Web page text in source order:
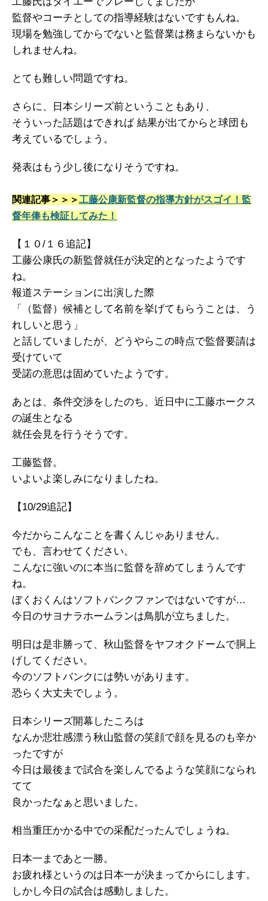
監督やコーチとしての指導経験はないですもんね。
現場を勉強してからでないと監督業は務まらないかも
しれませんね。
とても難しい問題ですね。
さらに、日本シリーズ前ということもあり、
そういった話題はできれば 結果が出てからと球団も
考えているでしょう。
発表はもう少し後になりそうですね。
関連記事＞＞＞工藤公康新監督の指導方針がスゴイ！監
督年俸も検証してみた！
【１０/１６追記】
工藤公康氏の新監督就任が決定的となったようです
ね。
報道ステーションに出演した際
「（監督）候補として名前を挙げてもらうことは、う
れしいと思う」
と話していましたが、どうやらこの時点で監督要請は
受けていて
受諾の意思は固めていたようです。
あとは、条件交渉をしたのち、近日中に工藤ホークス
の誕生となる
就任会見を行うそうです。
工藤監督。
いよいよ楽しみになりましたね。
【10/29追記】
今だからこんなことを書くんじゃありません。
でも、言わせてください。
こんなに強いのに本当に監督を辞めてしまうんです
ね。
ぼくおくんはソフトバンクファンではないですが…
今日のサヨナラホームランは鳥肌が立ちました。
明日は是非勝って、秋山監督をヤフオクドームで胴上
げしてください。
今のソフトバンクには勢いがあります。
恐らく大丈夫でしょう。
日本シリーズ開幕したころは
なんか悲壮感漂う秋山監督の笑顔で顔を見るのも辛か
ったですが
今日は最後まで試合を楽しんでるような笑顔になられ
てて
良かったなぁと思いました。
相当重圧かかる中での采配だったんでしょうね。
日本一まであと一勝。
お疲れ様というのは日本一が決まってからにします。
しかし今日の試合は感動しました。